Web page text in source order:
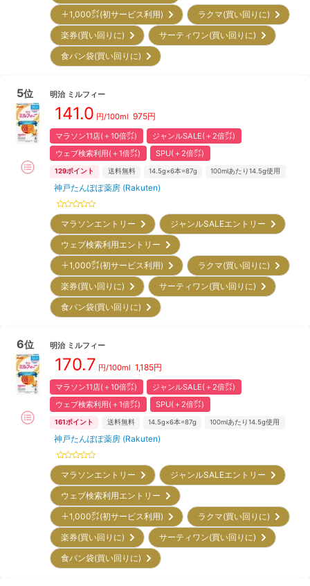
＋1,000㌽(初サービス利用)
ラクマ(買い回りに)
楽券(買い回りに)
サーティワン(買い回りに)
食パン袋(買い回りに)
5位 明治 ミルフィー
141.0 円/100ml 975円
マラソン11店(＋10倍㌽)
ジャンルSALE(＋2倍㌽)
ウェブ検索利用(＋1倍㌽)
SPU(＋2倍㌽)
129ポイント 送料無料 14.5g×6本=87g 100mlあたり14.5g使用
神戸たんぽぽ薬房 (Rakuten)
マラソンエントリー
ジャンルSALEエントリー
ウェブ検索利用エントリー
＋1,000㌽(初サービス利用)
ラクマ(買い回りに)
楽券(買い回りに)
サーティワン(買い回りに)
食パン袋(買い回りに)
6位 明治 ミルフィー
170.7 円/100ml 1,185円
マラソン11店(＋10倍㌽)
ジャンルSALE(＋2倍㌽)
ウェブ検索利用(＋1倍㌽)
SPU(＋2倍㌽)
161ポイント 送料無料 14.5g×6本=87g 100mlあたり14.5g使用
神戸たんぽぽ薬房 (Rakuten)
マラソンエントリー
ジャンルSALEエントリー
ウェブ検索利用エントリー
＋1,000㌽(初サービス利用)
ラクマ(買い回りに)
楽券(買い回りに)
サーティワン(買い回りに)
食パン袋(買い回りに)